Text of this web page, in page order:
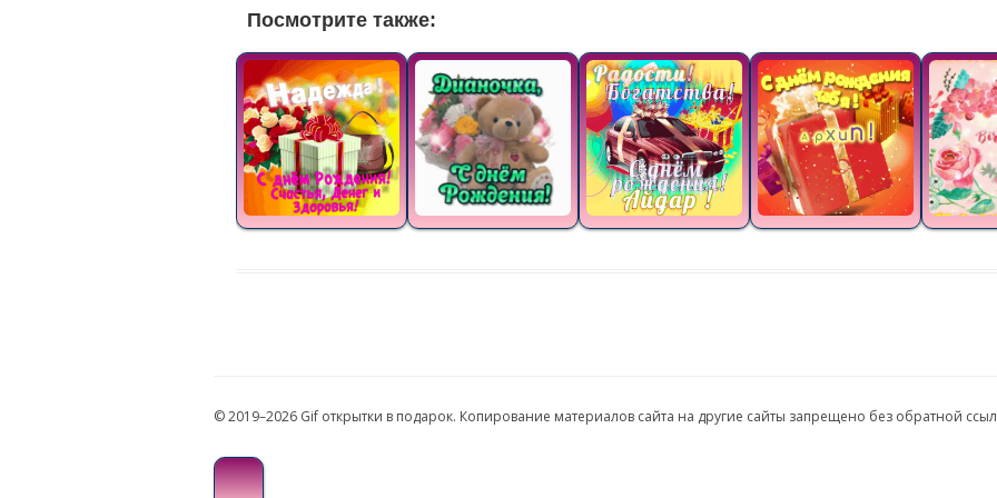
Посмотрите также:
© 2019–2026 Gif открытки в подарок. Копирование материалов сайта на другие сайты запрещено без обратной